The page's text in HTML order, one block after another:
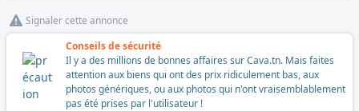
Signaler cette annonce
Conseils de sécurité
Il y a des millions de bonnes affaires sur Cava.tn. Mais faites
attention aux biens qui ont des prix ridiculement bas, aux
photos génériques, ou aux photos qui n'ont vraisemblablement
pas été prises par l'utilisateur !